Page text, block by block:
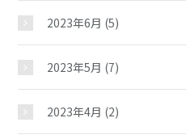
児童クラブ
2023年6月 (5)
2023年5月 (7)
2023年4月 (2)